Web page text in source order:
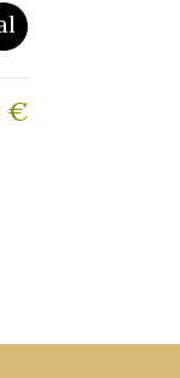
€